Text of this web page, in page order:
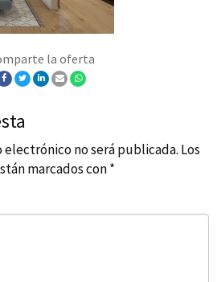
la oferta
no será publicada. Los
marcados con*